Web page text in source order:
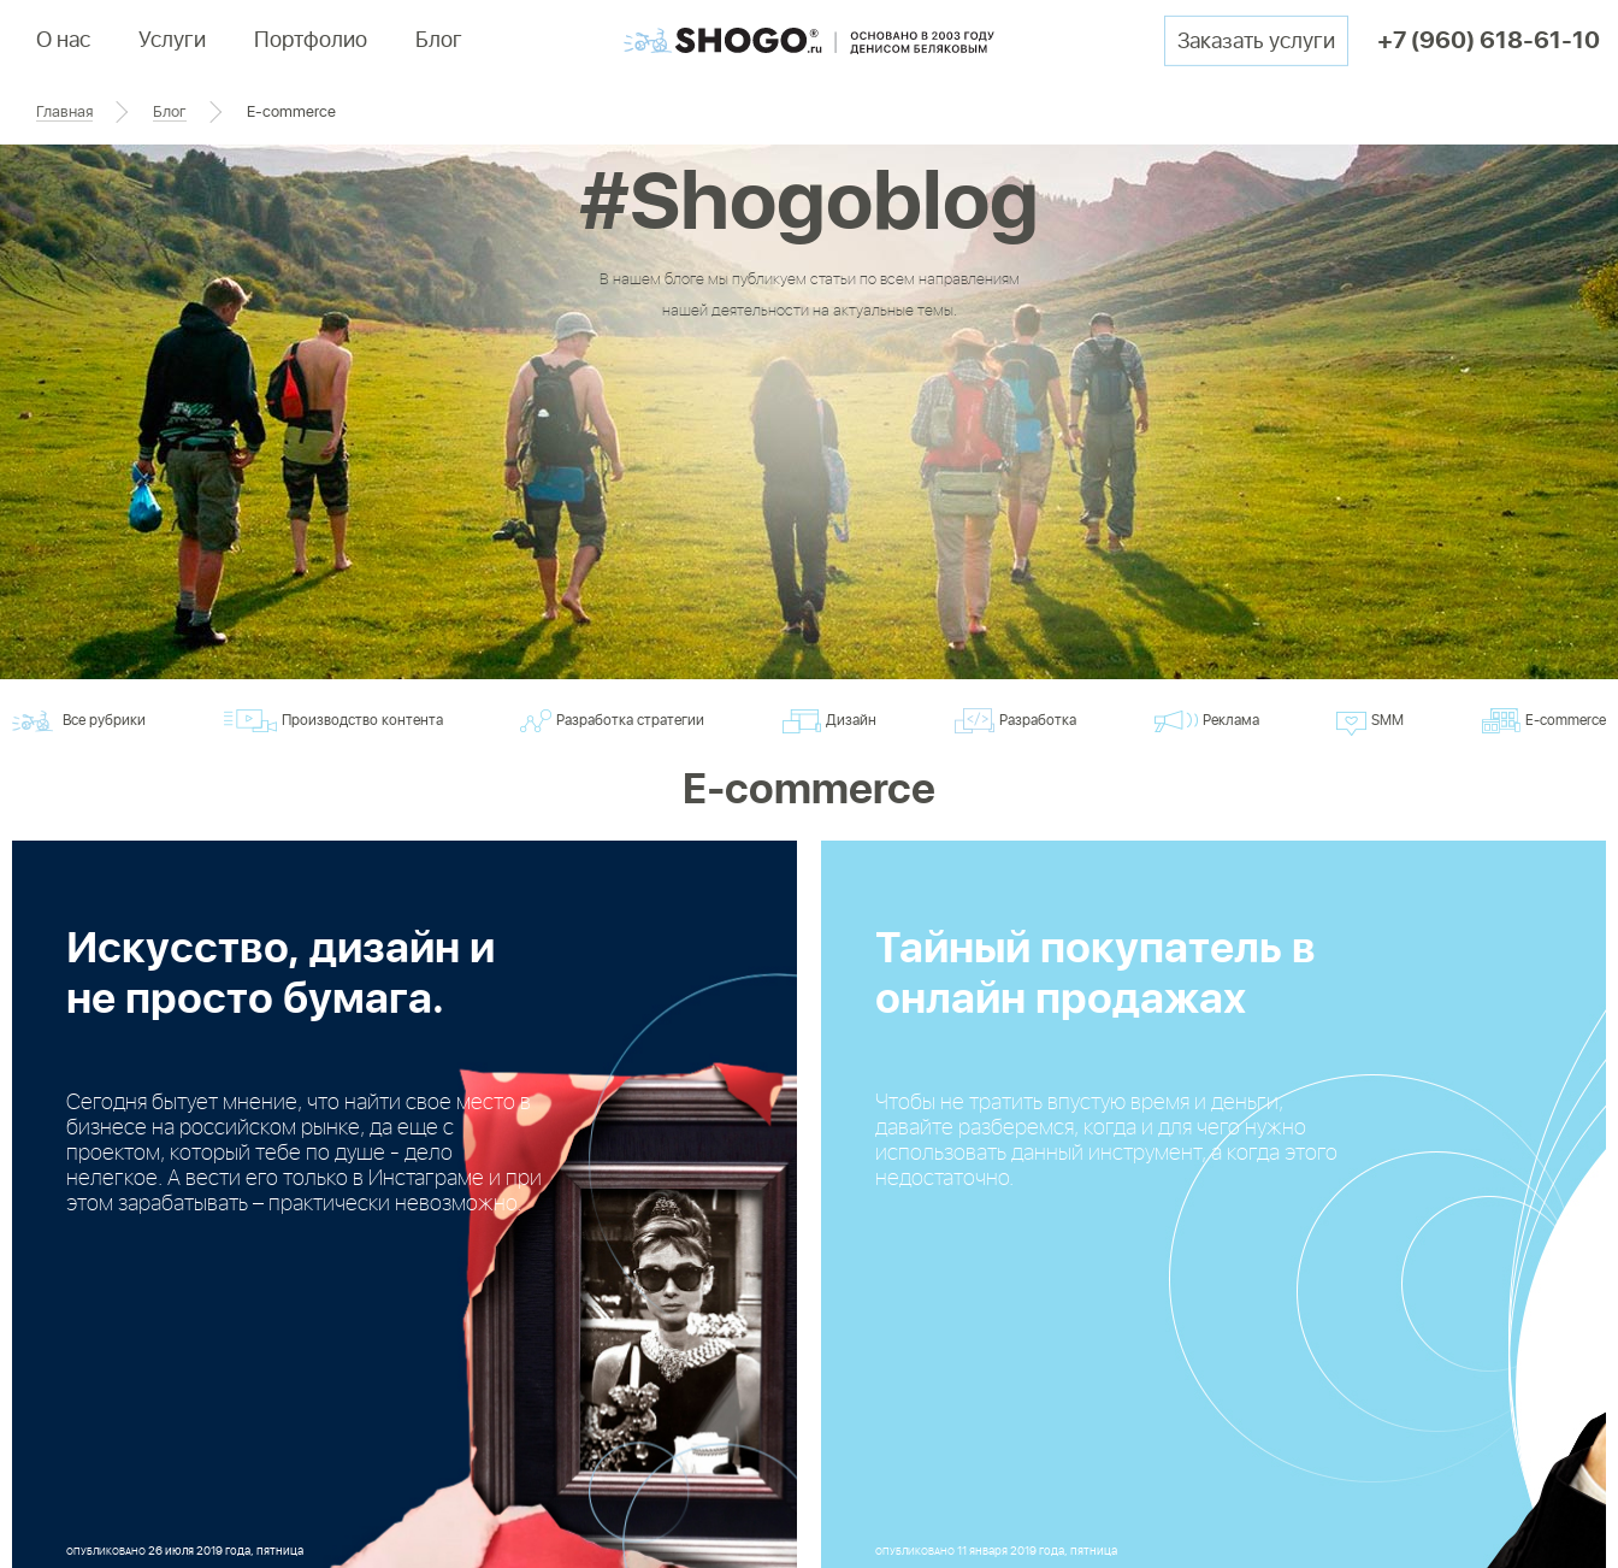
О нас Услуги Портфолио Блог Заказать услуги +7 (960) 618-61-10
Главная Блог E-commerce
#Shogoblog
В нашем блоге мы публикуем статьи по всем направлениям
нашей деятельности на актуальные темы.
Все рубрики Производство контента Разработка стратегии Дизайн Разработка Реклама SMM E-commerce
E-commerce
Искусство, дизайн и
не просто бумага.
Сегодня бытует мнение, что найти свое место в
бизнесе на российском рынке, да еще с
проектом, который тебе по душе - дело
нелегкое. А вести его только в Инстаграме и при
этом зарабатывать – практически невозможно.
ОПУБЛИКОВАНО26 июля 2019 года, пятница
Тайный покупатель в
онлайн продажах
Чтобы не тратить впустую время и деньги,
давайте разберемся, когда и для чего нужно
использовать данный инструмент, а когда этого
недостаточно.
ОПУБЛИКОВАНО11 января 2019 года, пятница